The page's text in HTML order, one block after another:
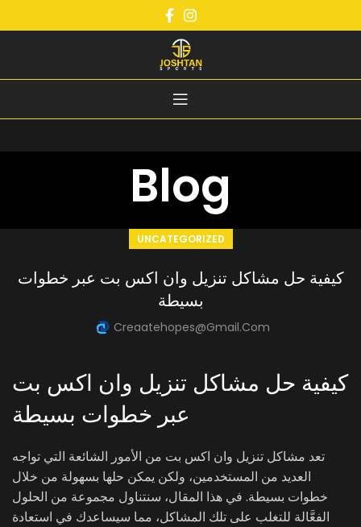
Blog
UNCATEGORIZED
كيفية حل مشاكل تنزيل وان اكس بت عبر خطوات
بسيطة
Creaatehopes@gmail.com
كيفية حل مشاكل تنزيل وان اكس بت
عبر خطوات بسيطة
تعد مشاكل تنزيل وان اكس بت من الأمور الشائعة التي تواجه
العديد من المستخدمين، ولكن يمكن حلها بسهولة من خلال
خطوات بسيطة. في هذا المقال، سنتناول مجموعة من الحلول
الفعَّالة للتغلب على تلك المشاكل، مما سيساعدك في استعادة